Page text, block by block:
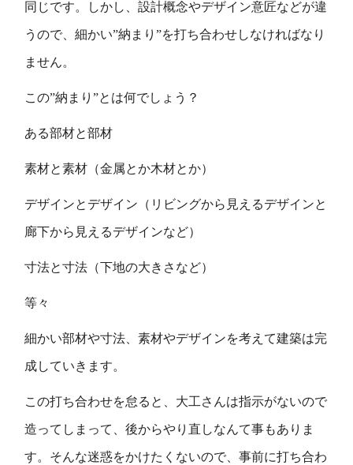
同じです。しかし、設計概念やデザイン意匠などが違
うので、細かい”納まり”を打ち合わせしなければなり
ません。
この”納まり”とは何でしょう？
ある部材と部材
素材と素材（金属とか木材とか）
デザインとデザイン（リビングから見えるデザインと
廊下から見えるデザインなど）
寸法と寸法（下地の大きさなど）
等々
細かい部材や寸法、素材やデザインを考えて建築は完
成していきます。
この打ち合わせを怠ると、大工さんは指示がないので
造ってしまって、後からやり直しなんて事もありま
す。そんな迷惑をかけたくないので、事前に打ち合わ